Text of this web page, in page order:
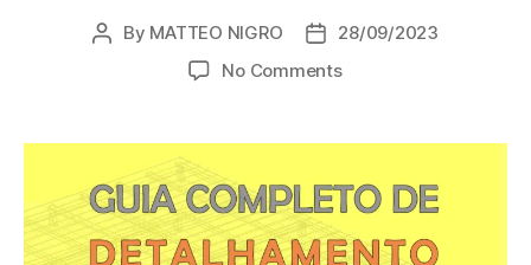
Post
By MATTEO NIGRO
Post
date
28/09/2023
No Commentson
de
construtivo
10